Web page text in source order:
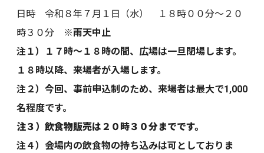
日時 令和８年７月１日（水） １８時００分～２０
時３０分
※雨天中止
注１）１７時～１８時の間、広場は一旦閉場します。
１８時以降、来場者が入場します。
注２）今回、事前申込制のため、来場者は最大で1,000
名程度です。
注３）飲食物販売は２０時３０分までです。
注４）会場内の飲食物の持ち込みは可としておりま